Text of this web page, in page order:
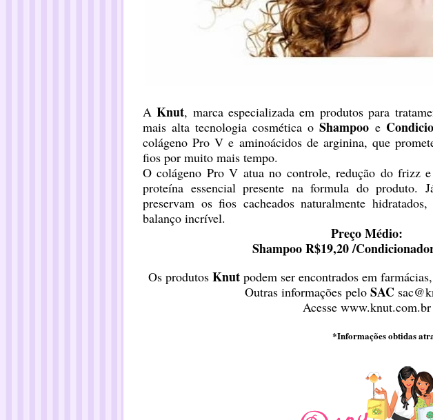
AKnut, marca especializada em produtos para
mais alta tecnologia cosmética oShampoo e
colágeno Pro V e aminoácidos de arginina, que
fios por muito mais tempo.
O colágeno Pro V atua no controle, redução do frizz
proteína essencial presente na formula do produto.
preservam os fios cacheados naturalmente
balanço incrível.
Preço Médio:
Shampoo R$19,20 /
Os produtos Knut podem ser encontrados em
Outras informações pelo SAC
Acesse www.knut.com.br
*Informações obtidas